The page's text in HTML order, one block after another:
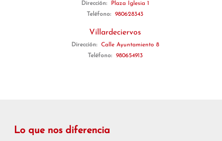
Dirección:
Plaza Iglesia 1
Teléfono:
980628343
Villardeciervos
Dirección:
Calle Ayuntamiento 8
Teléfono:
980654913
Lo que nos diferencia